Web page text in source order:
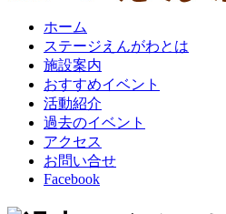
ホーム
ステージえんがわとは
施設案内
おすすめイベント
活動紹介
過去のイベント
アクセス
お問い合せ
Facebook